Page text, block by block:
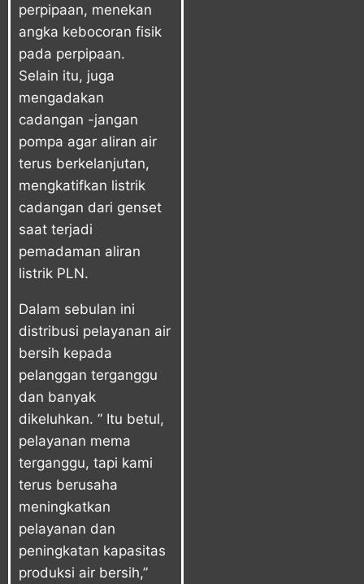
perpipaan, menekan
angka kebocoran fisik
pada perpipaan.
Selain itu, juga
mengadakan
cadangan -jangan
pompa agar aliran air
terus berkelanjutan,
mengkatifkan listrik
cadangan dari genset
saat terjadi
pemadaman aliran
listrik PLN.
Dalam sebulan ini
distribusi pelayanan air
bersih kepada
pelanggan terganggu
dan banyak
dikeluhkan. ” Itu betul,
pelayanan mema
terganggu, tapi kami
terus berusaha
meningkatkan
pelayanan dan
peningkatan kapasitas
produksi air bersih,”